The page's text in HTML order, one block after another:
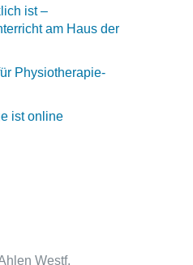
ist –
am Haus der
Physiotherapie-
ist online